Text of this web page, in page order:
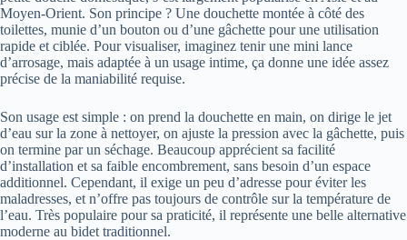
Moyen-Orient. Son principe ? Une douchette montée à côté des
toilettes, munie d’un bouton ou d’une gâchette pour une utilisation
rapide et ciblée. Pour visualiser, imaginez tenir une mini lance
d’arrosage, mais adaptée à un usage intime, ça donne une idée assez
précise de la maniabilité requise.
Son usage est simple : on prend la douchette en main, on dirige le jet
d’eau sur la zone à nettoyer, on ajuste la pression avec la gâchette, puis
on termine par un séchage. Beaucoup apprécient sa facilité
d’installation et sa faible encombrement, sans besoin d’un espace
additionnel. Cependant, il exige un peu d’adresse pour éviter les
maladresses, et n’offre pas toujours de contrôle sur la température de
l’eau. Très populaire pour sa praticité, il représente une belle alternative
moderne au bidet traditionnel.